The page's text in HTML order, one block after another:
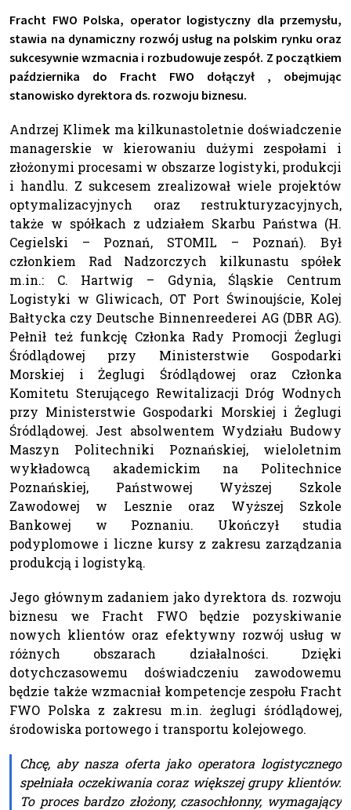
Fracht FWO Polska, operator logistyczny dla przemysłu,
stawia na dynamiczny rozwój usług na polskim rynku oraz
sukcesywnie wzmacnia i rozbudowuje zespół. Z początkiem
października do Fracht FWO dołączył , obejmując
stanowisko dyrektora ds. rozwoju biznesu.
Andrzej Klimek ma kilkunastoletnie doświadczenie
managerskie w kierowaniu dużymi zespołami i
złożonymi procesami w obszarze logistyki, produkcji
i handlu. Z sukcesem zrealizował wiele projektów
optymalizacyjnych oraz restrukturyzacyjnych,
także w spółkach z udziałem Skarbu Państwa (H.
Cegielski – Poznań, STOMIL – Poznań). Był
członkiem Rad Nadzorczych kilkunastu spółek
m.in.: C. Hartwig – Gdynia, Śląskie Centrum
Logistyki w Gliwicach, OT Port Świnoujście, Kolej
Bałtycka czy Deutsche Binnenreederei AG (DBR AG).
Pełnił też funkcję Członka Rady Promocji Żeglugi
Śródlądowej przy Ministerstwie Gospodarki
Morskiej i Żeglugi Śródlądowej oraz Członka
Komitetu Sterującego Rewitalizacji Dróg Wodnych
przy Ministerstwie Gospodarki Morskiej i Żeglugi
Śródlądowej. Jest absolwentem Wydziału Budowy
Maszyn Politechniki Poznańskiej, wieloletnim
wykładowcą akademickim na Politechnice
Poznańskiej, Państwowej Wyższej Szkole
Zawodowej w Lesznie oraz Wyższej Szkole
Bankowej w Poznaniu. Ukończył studia
podyplomowe i liczne kursy z zakresu zarządzania
produkcją i logistyką.
Jego głównym zadaniem jako dyrektora ds. rozwoju
biznesu we Fracht FWO będzie pozyskiwanie
nowych klientów oraz efektywny rozwój usług w
różnych obszarach działalności. Dzięki
dotychczasowemu doświadczeniu zawodowemu
będzie także wzmacniał kompetencje zespołu Fracht
FWO Polska z zakresu m.in. żeglugi śródlądowej,
środowiska portowego i transportu kolejowego.
Chcę, aby nasza oferta jako operatora logistycznego
spełniała oczekiwania coraz większej grupy klientów.
To proces bardzo złożony, czasochłonny, wymagający